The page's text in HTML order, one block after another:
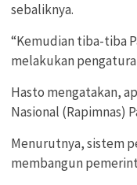
sebaliknya.
“Kemudian tiba-tiba
melakukan
Hasto mengatakan,
Nasional (Rapimnas)
Menurutnya, sistem
membangun